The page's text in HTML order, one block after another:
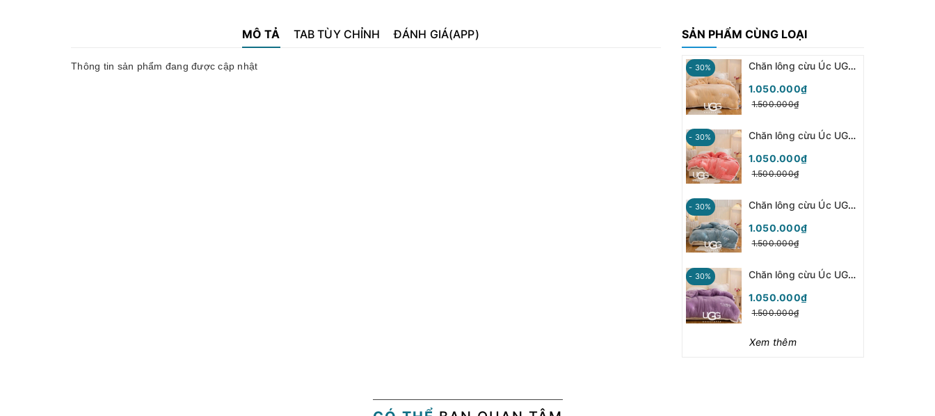
MÔ TẢ TAB TÙY CHỈNH ĐÁNH GIÁ(APP)
Thông tin sản phẩm đang được cập nhật
SẢN PHẨM CÙNG LOẠI
- 30%
Chăn lông cừu Úc UGG (be vàng) - SCU05
1.050.000₫
1.500.000₫
- 30%
Chăn lông cừu Úc UGG (cam hồng) - SCU04
1.050.000₫
1.500.000₫
- 30%
Chăn lông cừu Úc UGG (xanh) - SCU03
1.050.000₫
1.500.000₫
- 30%
Chăn lông cừu Úc UGG (tím) - SCU01
1.050.000₫
1.500.000₫
Xem thêm